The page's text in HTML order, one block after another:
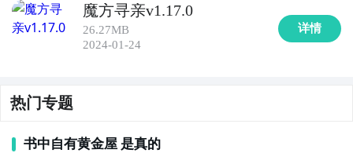
魔方寻亲v1.17.0
26.27MB
2024-01-24
详情
热门专题
书中自有黄金屋 是真的